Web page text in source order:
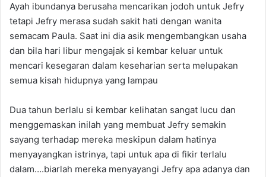
Ayah ibundanya berusaha mencarikan jodoh untuk Jefry
tetapi Jefry merasa sudah sakit hati dengan wanita
semacam Paula. Saat ini dia asik mengembangkan usaha
dan bila hari libur mengajak si kembar keluar untuk
mencari kesegaran dalam keseharian serta melupakan
semua kisah hidupnya yang lampau
Dua tahun berlalu si kembar kelihatan sangat lucu dan
menggemaskan inilah yang membuat Jefry semakin
sayang terhadap mereka meskipun dalam hatinya
menyayangkan istrinya, tapi untuk apa di fikir terlalu
dalam….biarlah mereka menyayangi Jefry apa adanya dan